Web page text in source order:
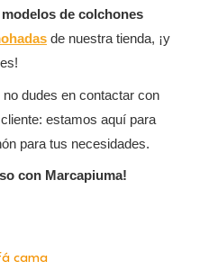
de colchones
de nuestra tienda, ¡y
dudes en contactar con
estamos aquí para
para tus necesidades.
con Marcapiuma!
cama